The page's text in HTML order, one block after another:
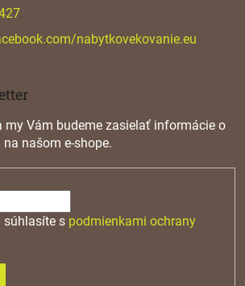
nabytkovekovanie.eu
my Vám budeme zasielať informácie o
našom e-shope.
súhlasíte s podmienkami ochrany